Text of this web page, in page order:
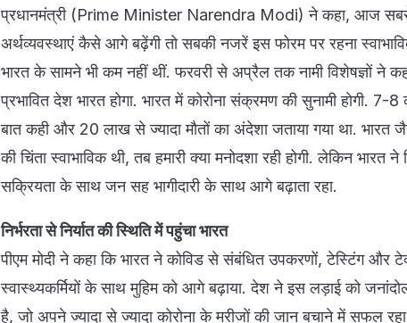
प्रधानमंत्री (Prime Minister Narendra Modi) ने कहा, आज सबसे
अर्थव्यवस्थाएं कैसे आगे बढ़ेंगी तो सबकी नजरें इस फोरम पर रहना
भारत के सामने भी कम नहीं थीं. फरवरी से अप्रैल तक नामी विशेषज्ञों ने
प्रभावित देश भारत होगा. भारत में कोरोना संक्रमण की सुनामी होगी. 7-8
बात कही और 20 लाख से ज्यादा मौतों का अंदेशा जताया गया था. भारत
की चिंता स्वाभाविक थी, तब हमारी क्या मनोदशा रही होगी. लेकिन भारत ने
सक्रियता के साथ जन सह भागीदारी के साथ आगे बढ़ाता रहा.
निर्भरता से निर्यात की स्थिति में पहुंचा भारत
पीएम मोदी ने कहा कि भारत ने कोविड से संबंधित उपकरणों, टेस्टिंग और
स्वास्थ्यकर्मियों के साथ मुहिम को आगे बढ़ाया. देश ने इस लड़ाई को
है, जो अपने ज्यादा से ज्यादा कोरोना के मरीजों की जान बचाने में सफल